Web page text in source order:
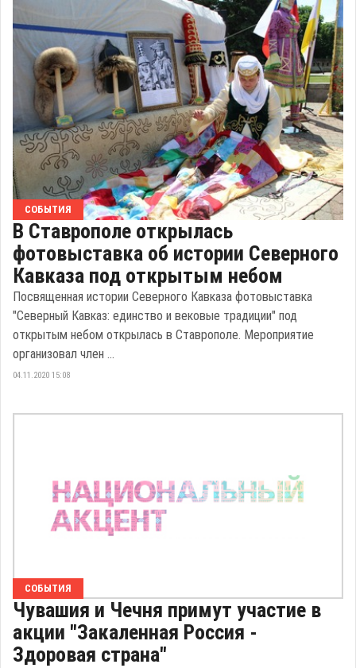
СОБЫТИЯ
В Ставрополе открылась
фотовыставка об истории Северного
Кавказа под открытым небом
Посвященная истории Северного Кавказа фотовыставка
"Северный Кавказ: единство и вековые традиции" под
открытым небом открылась в Ставрополе. Мероприятие
организовал член ...
04.11.2020 15:08
СОБЫТИЯ
Чувашия и Чечня примут участие в
акции "Закаленная Россия -
Здоровая страна"